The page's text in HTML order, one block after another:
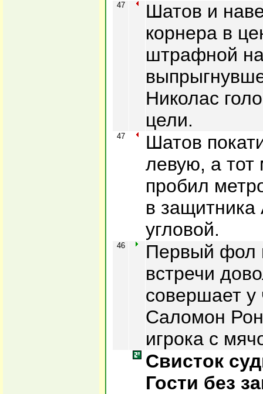
47
Шатов и
корнера в
штрафной
Николас
цели.
47
Шатов
левую, а
пробил
в защитника
угловой.
46
Первый фол
встречи
совершает
Саломон
игрока с
Свисток
Гости без